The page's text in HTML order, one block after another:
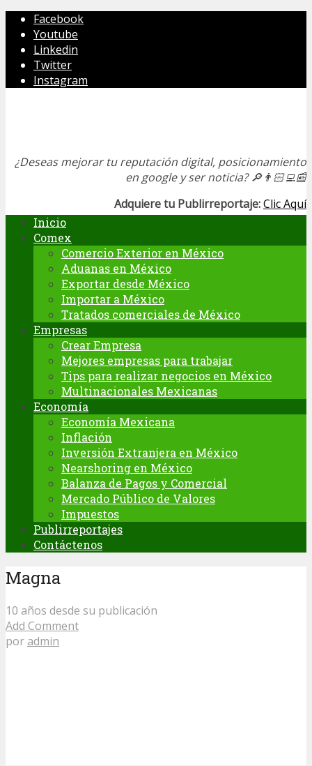
Facebook
Youtube
Linkedin
Twitter
Instagram
¿Deseas mejorar tu reputación digital, posicionamiento
en google y ser noticia?🔎👨🏻‍💻📰
Adquiere tu Publirreportaje:Clic Aquí
Inicio
Comex
Comercio Exterior en México
Aduanas en México
Exportar desde México
Importar a México
Tratados comerciales de México
Empresas
Crear Empresa
Mejores empresas para trabajar
Tips para realizar negocios en México
Multinacionales Mexicanas
Economía
Economía Mexicana
Inflación
Inversión Extranjera en México
Nearshoring en México
Balanza de Pagos y Comercial
Mercado Público de Valores
Impuestos
Publirreportajes
Contáctenos
Magna
10 años desde su publicación
Add Comment
poradmin